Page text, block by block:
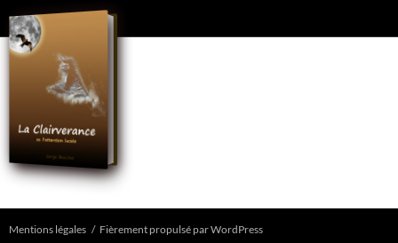
Mentions légales Fièrement propulsé par WordPress